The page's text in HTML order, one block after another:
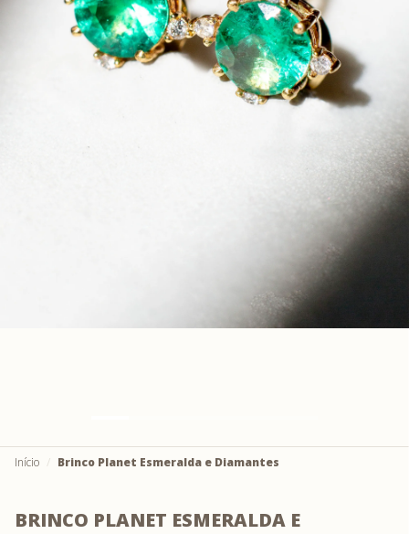
Início Brinco Planet Esmeralda e Diamantes
BRINCO PLANET ESMERALDA E